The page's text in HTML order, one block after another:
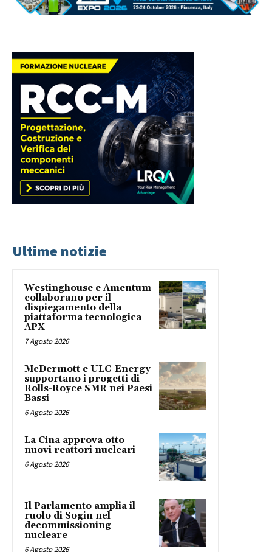
Ultime notizie
Westinghouse e Amentum
collaborano per il
dispiegamento della
piattaforma tecnologica
APX
7 Agosto 2026
McDermott e ULC-Energy
supportano i progetti di
Rolls-Royce SMR nei Paesi
Bassi
6 Agosto 2026
La Cina approva otto
nuovi reattori nucleari
6 Agosto 2026
Il Parlamento amplia il
ruolo di Sogin nel
decommissioning
nucleare
6 Agosto 2026